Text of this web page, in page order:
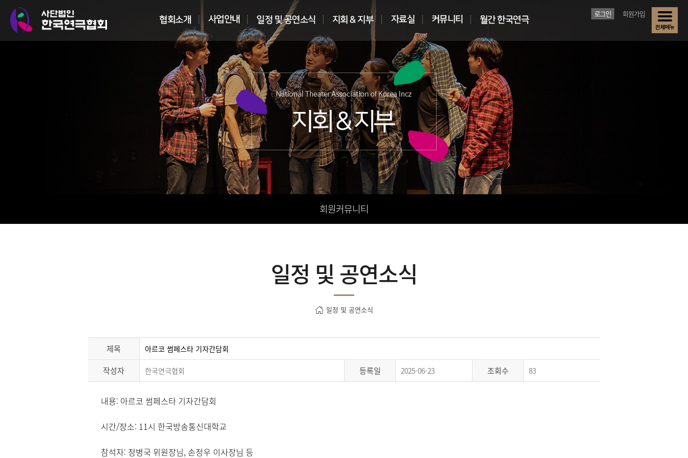
로그인 회원가입
회원커뮤니티
일정 및 공연소식
일정 및 공연소식
제목 아르코 썸페스타 기자간담회
작성자 한국연극협회 등록일 2025-06-23 조회수 83
내용: 아르코 썸페스타 기자간담회
시간/장소: 11시 한국방송통신대학교
참석자: 정병국 위원장님, 손정우 이사장님 등